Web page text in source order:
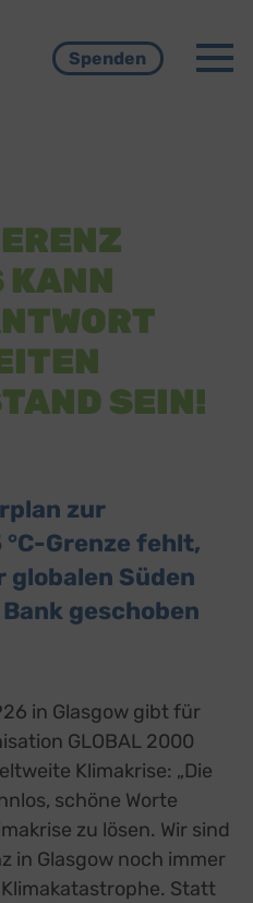
Spenden
KANN
SEIN!
zur
Grenze fehlt,
Süden
geschoben
in Glasgow gibt für
GLOBAL 2000
Klimakrise: „Die
schöne Worte
zu lösen. Wir sind
in Glasgow noch immer
Statt